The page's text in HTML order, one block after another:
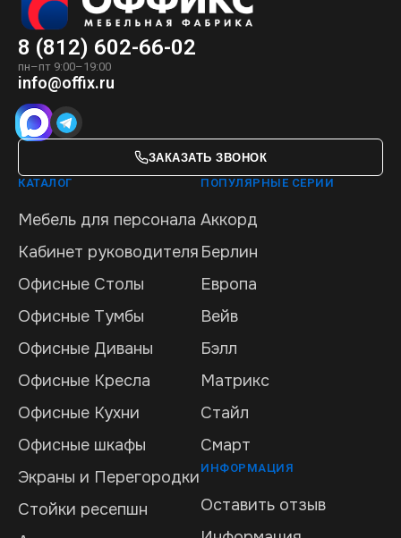
8 (812) 602-66-02
пн–пт 9:00–19:00
info@offix.ru
ЗАКАЗАТЬ ЗВОНОК
КАТАЛОГ
Мебель для персонала
Кабинет руководителя
Офисные Столы
Офисные Тумбы
Офисные Диваны
Офисные Кресла
Офисные Кухни
Офисные шкафы
Экраны и Перегородки
Стойки ресепшн
ПОПУЛЯРНЫЕ СЕРИИ
Аккорд
Берлин
Европа
Вейв
Бэлл
Матрикс
Стайл
Смарт
ИНФОРМАЦИЯ
Оставить отзыв